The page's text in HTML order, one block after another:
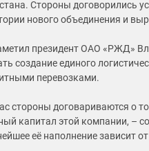
Стороны договорились
нового объединения и
президент ОАО «РЖД»
создание единого
перевозками.
стороны договариваются о
капитал этой компании, –
её наполнение зависит